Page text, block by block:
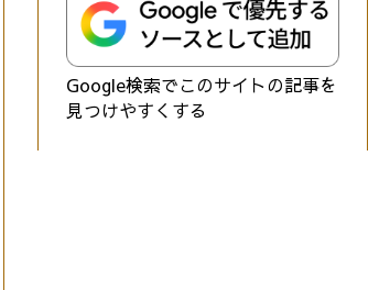
Google検索でこのサイトの記事を
見つけやすくする